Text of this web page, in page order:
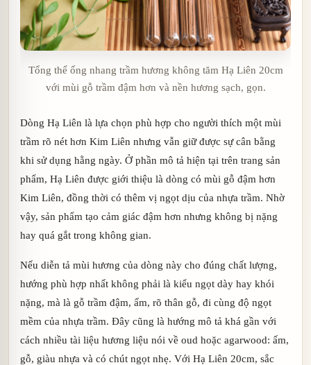
Tổng thể ống nhang trầm hương không tăm Hạ Liên 20cm
với mùi gỗ trầm đậm hơn và nền hương sạch, gọn.
Dòng Hạ Liên là lựa chọn phù hợp cho người thích một mùi
trầm rõ nét hơn Kim Liên nhưng vẫn giữ được sự cân bằng
khi sử dụng hằng ngày. Ở phần mô tả hiện tại trên trang sản
phẩm, Hạ Liên được giới thiệu là dòng có mùi gỗ đậm hơn
Kim Liên, đồng thời có thêm vị ngọt dịu của nhựa trầm. Nhờ
vậy, sản phẩm tạo cảm giác đậm hơn nhưng không bị nặng
hay quá gắt trong không gian.
Nếu diễn tả mùi hương của dòng này cho đúng chất lượng,
hướng phù hợp nhất không phải là kiểu ngọt dày hay khói
nặng, mà là gỗ trầm đậm, ấm, rõ thân gỗ, đi cùng độ ngọt
mềm của nhựa trầm. Đây cũng là hướng mô tả khá gần với
cách nhiều tài liệu hương liệu nói về oud hoặc agarwood: ấm,
gỗ, giàu nhựa và có chút ngọt nhẹ. Với Hạ Liên 20cm, sắc